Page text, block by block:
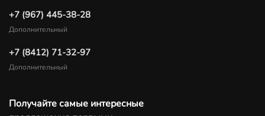
+7 (967) 445-38-28
Дополнительный
+7 (8412) 71-32-97
Дополнительный
Получайте самые интересные